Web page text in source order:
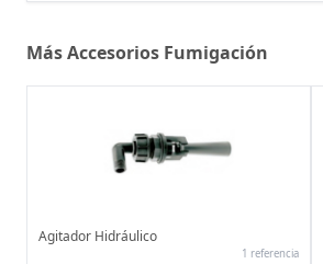
Más Accesorios Fumigación
Agitador Hidráulico
1 referencia